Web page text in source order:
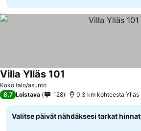
Koko talo/asunto
Villa Ylläs 101
8,7 Loistava 128 0.3 km kohteesta Ylläs
Valitse päivät nähdäksesi tarkat hinnat